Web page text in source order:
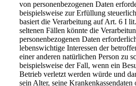
von personenbezogenen Daten
beispielsweise zur Erfüllung
basiert die Verarbeitung auf Art. 6 I
seltenen Fällen könnte die
personenbezogenen Daten
lebenswichtige Interessen der
einer anderen natürlichen Person zu
beispielsweise der Fall, wenn ein
Betrieb verletzt werden würde und
sein Alter, seine Krankenkassendaten